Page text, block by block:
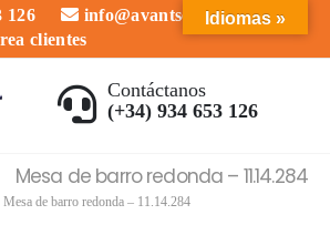
126
info@avantserveis.com
clientes
Contáctanos
(+34) 934 653 126
Mesa de barro redonda – 11.14.284
Mesa de barro redonda – 11.14.284
Idiomas »